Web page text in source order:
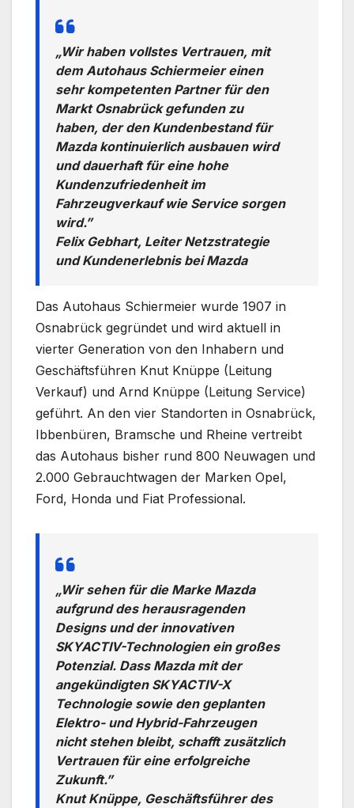
„Wir haben vollstes Vertrauen, mit
dem Autohaus Schiermeier einen
sehr kompetenten Partner für den
Markt Osnabrück gefunden zu
haben, der den Kundenbestand für
Mazda kontinuierlich ausbauen wird
und dauerhaft für eine hohe
Kundenzufriedenheit im
Fahrzeugverkauf wie Service sorgen
wird.”
Felix Gebhart, Leiter Netzstrategie
und Kundenerlebnis bei Mazda
Das Autohaus Schiermeier wurde 1907 in
Osnabrück gegründet und wird aktuell in
vierter Generation von den Inhabern und
Geschäftsführen Knut Knüppe (Leitung
Verkauf) und Arnd Knüppe (Leitung Service)
geführt. An den vier Standorten in Osnabrück,
Ibbenbüren, Bramsche und Rheine vertreibt
das Autohaus bisher rund 800 Neuwagen und
2.000 Gebrauchtwagen der Marken Opel,
Ford, Honda und Fiat Professional.
„Wir sehen für die Marke Mazda
aufgrund des herausragenden
Designs und der innovativen
SKYACTIV-Technologien ein großes
Potenzial. Dass Mazda mit der
angekündigten SKYACTIV-X
Technologie sowie den geplanten
Elektro- und Hybrid-Fahrzeugen
nicht stehen bleibt, schafft zusätzlich
Vertrauen für eine erfolgreiche
Zukunft.”
Knut Knüppe, Geschäftsführer des